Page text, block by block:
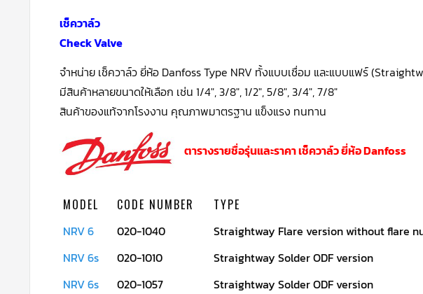
เช็ควาล์ว
Check Valve
จำหน่าย เช็ควาล์ว ยี่ห้อ Danfoss Type NRV ทั้งแบบเชื่อม และแบบแฟร์
มีสินค้าหลายขนาดให้เลือก เช่น 1/4″, 3/8″, 1/2″, 5/8″, 3/4″, 7/8″
สินค้าของแท้จากโรงงาน คุณภาพมาตรฐาน แข็งแรง ทนทาน
ตารางรายชื่อรุ่นและราคา เช็ควาล์ว ยี่ห้อ Danfoss
MODEL CODE NUMBER TYPE
NRV 6
020-1040 Straightway Flare version without flare
NRV 6s
020-1010 Straightway Solder ODF version
NRV 6s
020-1057 Straightway Solder ODF version